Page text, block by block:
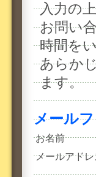
入力の
お問い
時間を
あらか
ます。
メール
お名前
メールアドレ